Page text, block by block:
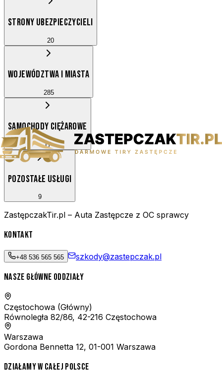
STRONY UBEZPIECZYCIELI
20
WOJEWÓDZTWA I MIASTA
285
SAMOCHODY CIĘŻAROWE
17
POZOSTAŁE USŁUGI
9
ZastępczakTir.pl – Auta Zastępcze z OC sprawcy
KONTAKT
+48 536 565 565 szkody@zastepczak.pl
NASZE GŁÓWNE ODDZIAŁY
Częstochowa (Główny)
Równoległa 82/86, 42-216 Częstochowa
Warszawa
Gordona Bennetta 12, 01-001 Warszawa
DZIAŁAMY W CAŁEJ POLSCE